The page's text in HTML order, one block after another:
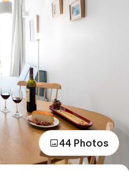
44 Photos